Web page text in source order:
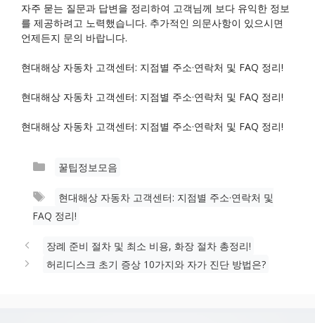
자주 묻는 질문과 답변을 정리하여 고객님께 보다 유익한 정보
를 제공하려고 노력했습니다. 추가적인 의문사항이 있으시면
언제든지 문의 바랍니다.
현대해상 자동차 고객센터: 지점별 주소·연락처 및 FAQ 정리!
현대해상 자동차 고객센터: 지점별 주소·연락처 및 FAQ 정리!
현대해상 자동차 고객센터: 지점별 주소·연락처 및 FAQ 정리!
카
고
리
꿀팁정보모음
태
그
현대해상 자동차 고객센터: 지점별 주소·연락처 및
FAQ 정리!
장례 준비 절차 및 최소 비용, 화장 절차 총정리!
허리디스크 초기 증상 10가지와 자가 진단 방법은?